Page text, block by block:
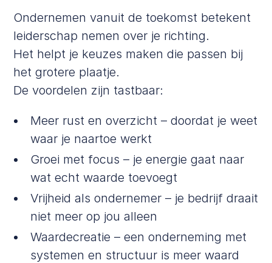
Ondernemen vanuit de toekomst betekent
leiderschap nemen over je richting.
Het helpt je keuzes maken die passen bij
het grotere plaatje.
De voordelen zijn tastbaar:
Meer rust en overzicht – doordat je weet
waar je naartoe werkt
Groei met focus – je energie gaat naar
wat echt waarde toevoegt
Vrijheid als ondernemer – je bedrijf draait
niet meer op jou alleen
Waardecreatie – een onderneming met
systemen en structuur is meer waard